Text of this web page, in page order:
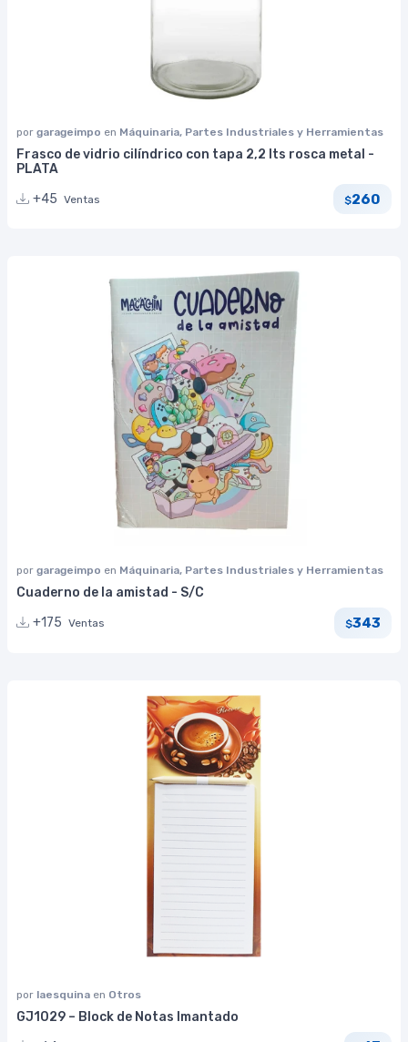
por garageimpo en Máquinaria, Partes Industriales y Herramientas
Frasco de vidrio cilíndrico con tapa 2,2 lts rosca metal -
PLATA
+45 Ventas $260
por garageimpo en Máquinaria, Partes Industriales y Herramientas
Cuaderno de la amistad - S/C
+175 Ventas $343
por laesquina en Otros
GJ1029 – Block de Notas Imantado